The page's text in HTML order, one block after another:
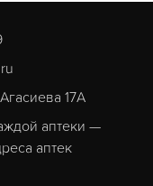
17А
аптеки —
аптек